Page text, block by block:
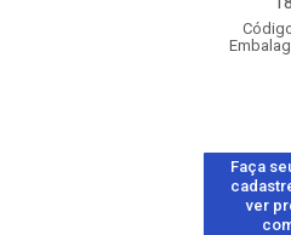
Faça
ver